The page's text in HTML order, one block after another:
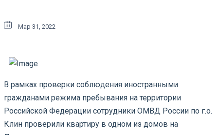
Мар 31, 2022
В рамках проверки соблюдения иностранными
гражданами режима пребывания на территории
Российской Федерации сотрудники ОМВД России по г.о.
Клин проверили квартиру в одном из домов на